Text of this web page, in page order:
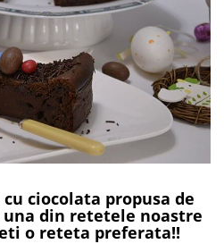
ciocolata propusa de
din retetele noastre
o reteta preferata!!